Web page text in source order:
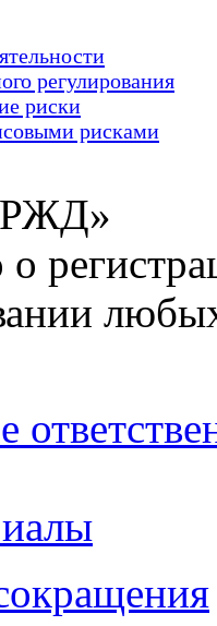
регулирования
риски
рисками
о